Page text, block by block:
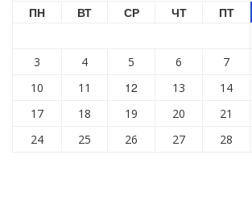
ПН ВТ СР ЧТ ПТ
3
4 5 6 7
10 11 12 13 14
17 18 19 20 21
24
25 26 27 28